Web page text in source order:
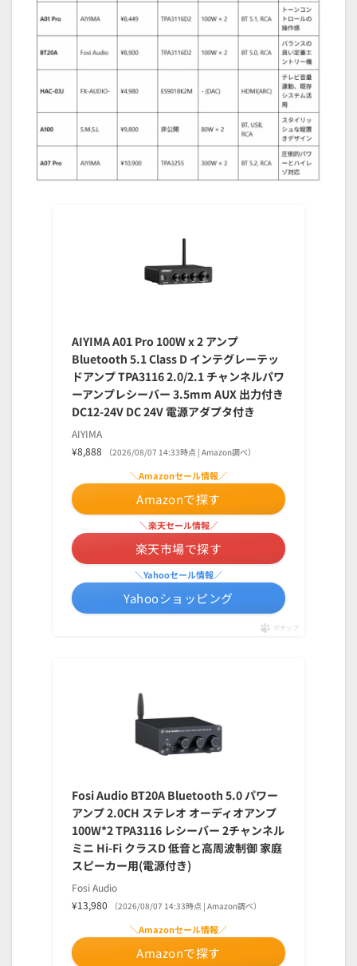
AIYIMA A01 Pro 100W x 2 アンプ
Bluetooth 5.1 Class D インテグレーテッ
ドアンプ TPA3116 2.0/2.1 チャンネルパワ
ーアンプレシーバー 3.5mm AUX 出力付き
DC12-24V DC 24V 電源アダプタ付き
AIYIMA
¥8,888
（2026/08/07 14:33時点 | Amazon調べ）
＼Amazonセール情報／
Amazonで探す
＼楽天セール情報／
楽天市場で探す
＼Yahooセール情報／
Yahooショッピング
ポチップ
Fosi Audio BT20A Bluetooth 5.0 パワー
アンプ 2.0CH ステレオ オーディオアンプ
100W*2 TPA3116 レシーバー 2チャンネル
ミニ Hi-Fi クラスD 低音と高周波制御 家庭
スピーカー用(電源付き)
Fosi Audio
¥13,980
（2026/08/07 14:33時点 | Amazon調べ）
＼Amazonセール情報／
Amazonで探す